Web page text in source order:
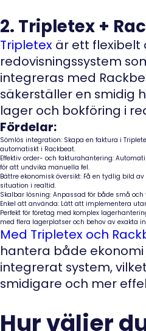
2. Tripletex +
Tripletex är ett flexibelt
redovisningssystem
integreras med
säkerställer en smidig
lager och bokföring i
Fördelar:
Sömlös integration: Skapa en faktura i
automatiskt i Rackbeat.
Effektiv order- och fakturahantering:
för att undvika manuella fel.
Bättre ekonomisk översikt: Få en tydlig bild
situation i realtid.
Skalbar lösning: Anpassad för både små och
Enkel att använda: Lätt att implementera
Perfekt för företag med komplex
med flera lagerplatser och behov av exakta
Med Tripletex och
hantera både
integrerat system,
smidigare och mer
Hur väljer